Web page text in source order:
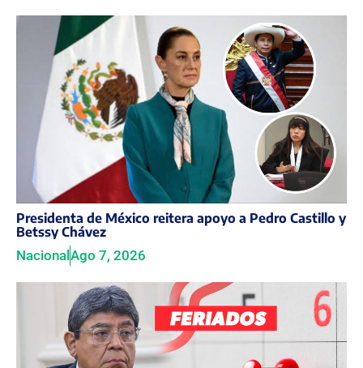
Presidenta de México reitera apoyo a Pedro Castillo y
Betssy Chávez
Nacional Ago 7, 2026